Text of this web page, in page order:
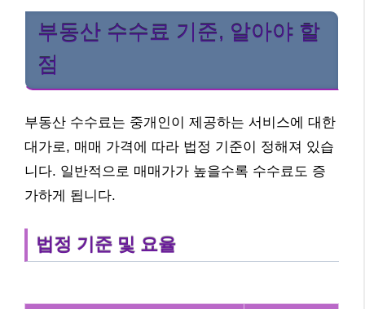
부동산 수수료 기준, 알아야 할
점
부동산 수수료는 중개인이 제공하는 서비스에 대한
대가로, 매매 가격에 따라 법정 기준이 정해져 있습
니다. 일반적으로 매매가가 높을수록 수수료도 증
가하게 됩니다.
법정 기준 및 요율